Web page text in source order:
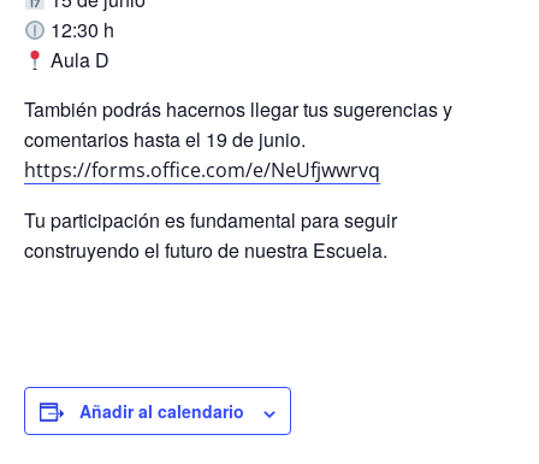
12:30 h
Aula D
También podrás hacernos llegar tus sugerencias y
comentarios hasta el 19 de junio.
https://forms.office.com/e/NeUfjwwrvq
Tu participación es fundamental para seguir
construyendo el futuro de nuestra Escuela.
Añadir al calendario